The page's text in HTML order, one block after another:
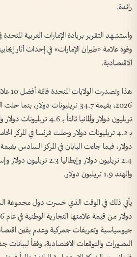
رائدة.
واستشهد التقرير بريادة الإمارات العربية
وقوة علامة «طيران الإمارات» في إحداث آثار
الاقتصادية.
هذا
تريليون دولار وألمانيا ثالثاً
والهند 1.9 تريليون دولار.
جيوسياسية وتعريفات جمركية وعدم يقين
التصورات والتوقعات الاقتصادية، وفقاً